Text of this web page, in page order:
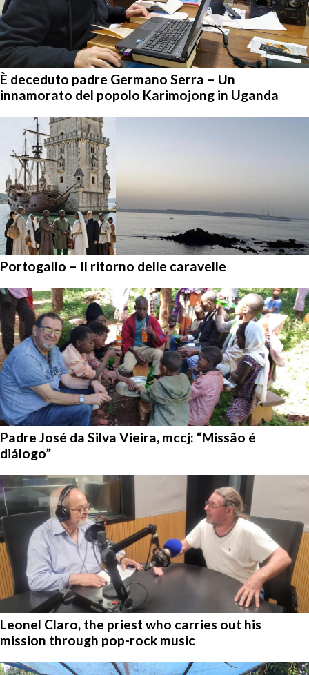
È deceduto padre Germano Serra – Un
innamorato del popolo Karimojong in Uganda
Portogallo – Il ritorno delle caravelle
Padre José da Silva Vieira, mccj: “Missão é
diálogo”
Leonel Claro, the priest who carries out his
mission through pop-rock music